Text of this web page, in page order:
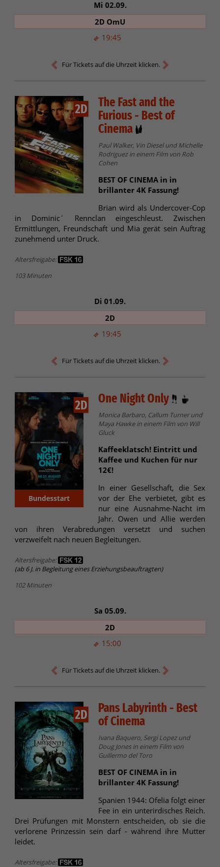
Mi 02.09.
19:45
2D OmU
Für Tickets auf die Uhrzeit klicken.
2D
The Fast and the
Furious - Best of
Cinema
Paul Walker, Vin Diesel und Michelle
Rodriguez in einem Film von Rob
Cohen
BEST OF CINEMA in in
brillanter 4K Fassung!
Brian wird als Undercover-Cop
in Dominic´ Rennclan eingeschleust. Zwischen
Ermittlungen, Freundschaft und Mia gerät sein Auftrag
zunehmend unter Druck.
Altersfreigabe:
103 Minuten
Di 01.09.
19:45
2D
Für Tickets auf die Uhrzeit klicken.
2D
Bundesstart
One Night Only
Monica Barbaro, Callum Turner und
Maya Hawke in einem Film von Will
Gluck
Kaffeeklatsch! Eintritt und
Kaffee und Kuchen für nur
12€!
In einer Gesellschaft, die Sex
vor der Ehe verbietet, gibt es
nur eine Ausnahme-Nacht im
Jahr. Owen und Allie werden
von ihren Verabredungen versetzt und suchen
verzweifelt nach neuen Begleitungen.
Altersfreigabe:
(ab 6 J. in Begleitung eines Erziehungsbeauftragten)
102 Minuten
Sa 05.09.
15:00
2D
Für Tickets auf die Uhrzeit klicken.
2D
Pans Labyrinth - Best
of Cinema
Ivana Baquero, Sergi Lopez und
Doug Jones in einem Film von
Guillermo del Toro
BEST OF CINEMA in in
brillanter 4K Fassung!
Spanien 1944: Ofelia folgt einer
Fee in ein unterirdisches Reich.
Drei Prüfungen mit Monstern entscheiden, ob sie die
verlorene Prinzessin sein darf - während ihre Mutter
leidet.
Altersfreigabe: